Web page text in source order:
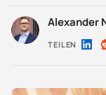
Alexander
TEILEN Auf